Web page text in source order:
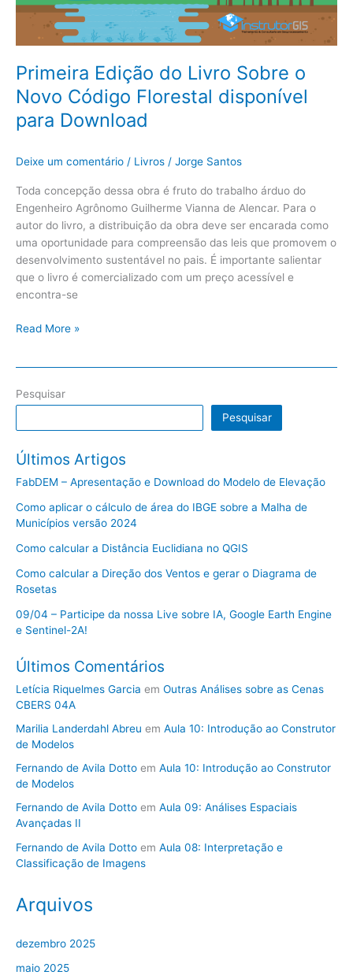
Primeira Edição do Livro Sobre o
Novo Código Florestal disponível
para Download
Deixe um comentário / Livros / Jorge Santos
Toda concepção dessa obra é fruto do trabalho árduo do
Engenheiro Agrônomo Guilherme Vianna de Alencar. Para o
autor do livro, a distribuição da obra deve ser encarada como
uma oportunidade para compreensão das leis que promovem o
desenvolvimento sustentável no pais. É importante salientar
que o livro é comercializado com um preço acessível e
encontra-se
Código
Florestal
disponível
Download
Read More »
Pesquisar
Pesquisar
Últimos Artigos
FabDEM – Apresentação e Download do Modelo de Elevação
Como aplicar o cálculo de área do IBGE sobre a Malha de
Municípios versão 2024
Como calcular a Distância Euclidiana no QGIS
Como calcular a Direção dos Ventos e gerar o Diagrama de
Rosetas
09/04 – Participe da nossa Live sobre IA, Google Earth Engine
e Sentinel-2A!
Últimos Comentários
Letícia Riquelmes Garcia em Outras Análises sobre as Cenas
CBERS 04A
Marilia Landerdahl Abreu em Aula 10: Introdução ao Construtor
de Modelos
Fernando de Avila Dotto em Aula 10: Introdução ao Construtor
de Modelos
Fernando de Avila Dotto em Aula 09: Análises Espaciais
Avançadas II
Fernando de Avila Dotto em Aula 08: Interpretação e
Classificação de Imagens
Arquivos
dezembro 2025
maio 2025